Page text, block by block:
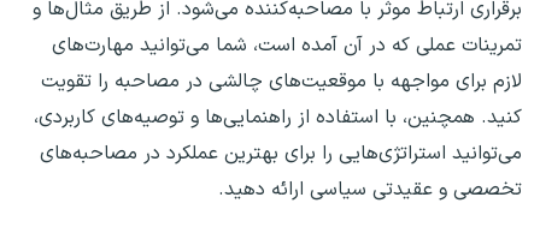
برقراری ارتباط موثر با مصاحبه‌کننده می‌شود. از طریق مثال‌ها و
تمرینات عملی که در آن آمده است، شما می‌توانید مهارت‌های
لازم برای مواجهه با موقعیت‌های چالشی در مصاحبه را تقویت
کنید. همچنین، با استفاده از راهنمایی‌ها و توصیه‌های کاربردی،
می‌توانید استراتژی‌هایی را برای بهترین عملکرد در مصاحبه‌های
تخصصی و عقیدتی سیاسی ارائه دهید.